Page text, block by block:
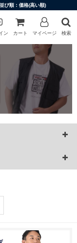
び順：価格(高い順)
ン カート マイページ 検索